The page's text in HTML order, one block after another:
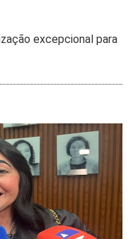
excepcional para